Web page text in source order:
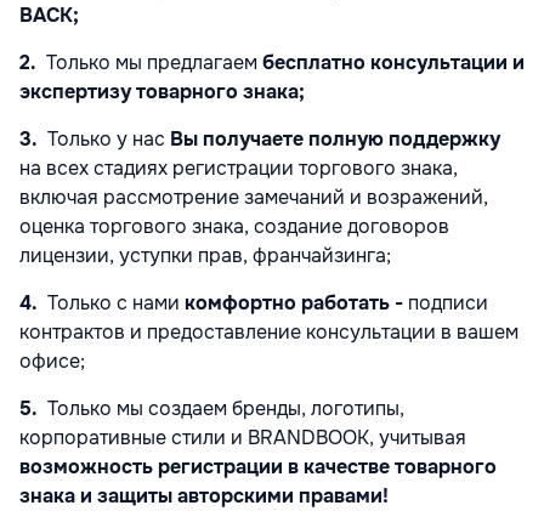
BACK;
2. Только мы предлагаембесплатно консультации и
экспертизу товарного знака;
3. Только у нас Вы получаете полную поддержку
на всех стадиях регистрации торгового знака,
включая рассмотрение замечаний и возражений,
оценка торгового знака, создание договоров
лицензии, уступки прав, франчайзинга;
4. Только с нами комфортно работать - подписи
контрактов и предоставление консультации в вашем
офисе;
5. Только мы создаем бренды, логотипы,
корпоративные стили и BRANDBOOK, учитывая
возможность регистрации в качестве товарного
знака и защиты авторскими правами!